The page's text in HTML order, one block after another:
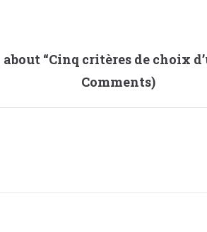
“Cinq critères de choix
Comments)